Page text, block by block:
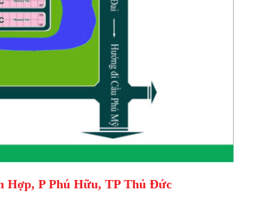
Hợp, P Phú Hữu, TP Thủ Đức